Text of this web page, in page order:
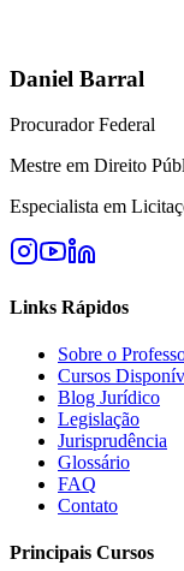
Daniel Barral
Procurador Federal
Mestre em Direito
Especialista em
Links Rápidos
Sobre o
Cursos
Blog Jurídico
Legislação
Jurisprudência
Glossário
FAQ
Contato
Principais Cursos